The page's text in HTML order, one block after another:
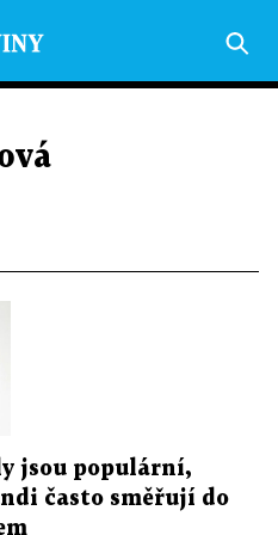
jsou populární,
často směřují do